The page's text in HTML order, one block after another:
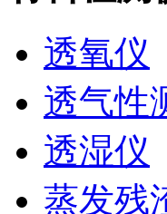
透氧仪
透气性
透湿仪
蒸发残